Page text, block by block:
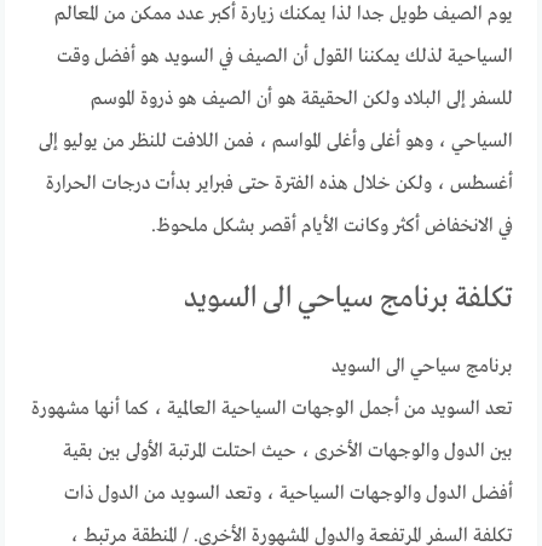
يوم الصيف طويل جدا لذا يمكنك زيارة أكبر عدد ممكن من المعالم
السياحية لذلك يمكننا القول أن الصيف في السويد هو أفضل وقت
للسفر إلى البلاد ولكن الحقيقة هو أن الصيف هو ذروة الموسم
السياحي ، وهو أغلى وأغلى المواسم ، فمن اللافت للنظر من يوليو إلى
أغسطس ، ولكن خلال هذه الفترة حتى فبراير بدأت درجات الحرارة
في الانخفاض أكثر وكانت الأيام أقصر بشكل ملحوظ.
تكلفة برنامج سياحي الى السويد
برنامج سياحي الى السويد
تعد السويد من أجمل الوجهات السياحية العالمية ، كما أنها مشهورة
بين الدول والوجهات الأخرى ، حيث احتلت المرتبة الأولى بين بقية
أفضل الدول والوجهات السياحية ، وتعد السويد من الدول ذات
تكلفة السفر المرتفعة والدول المشهورة الأخرى. / المنطقة مرتبط ،